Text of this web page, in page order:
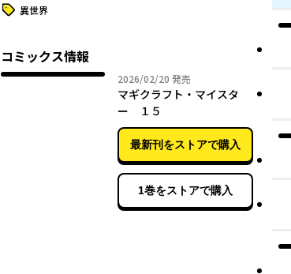
タグ 異世界
コミックス情報
2026/02/20 2026年02月20日
発売
マギクラフト・マイスタ
ー １５
最新刊をストアで購入
1巻をストアで購入